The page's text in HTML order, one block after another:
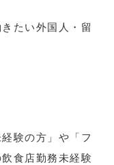
たい外国人・留
験の方」や「フ
食店勤務未経験